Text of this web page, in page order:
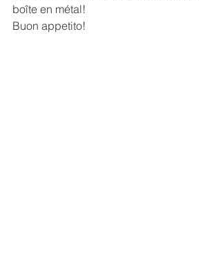
boîte en métal!
Buon appetito!